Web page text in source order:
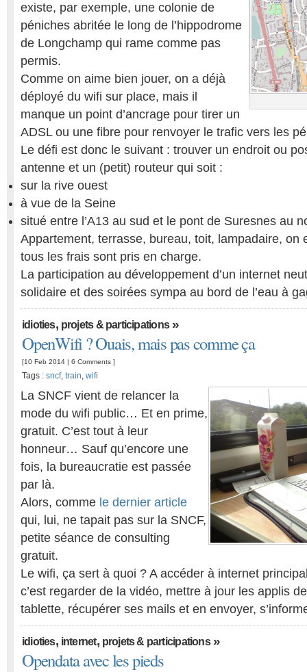
existe, par exemple, une colonie de
péniches abritée le long de l’hippodrome
de Longchamp qui rame comme pas
permis.
Comme on aime bien jouer, on a déjà
déployé du wifi sur place, mais il
manque un point d’ancrage pour tirer un
ADSL ou une fibre pour renvoyer le trafic vers les
Le défi est donc le suivant : trouver un endroit ou
antenne et un (petit) routeur qui soit :
sur la rive ouest
à vue de la Seine
situé entre l’A13 au sud et le pont de Suresnes au
Appartement, terrasse, bureau, toit, lampadaire, on
tous les frais sont pris en charge.
La participation au développement d’un internet
solidaire et des soirées sympa au bord de l’eau à
idioties, projets & participations»
OpenWifi ? Ouais, mais pas comme ça
[10 Feb 2014 | 6 Comments ]
Tags : sncf, train, wifi
La SNCF vient de relancer la
mode du wifi public… Et en prime,
gratuit. C’est tout à leur
honneur… Sauf qu’encore une
fois, la bureaucratie est passée
par là.
Alors, comme le dernier article
qui, lui, ne tapait pas sur la SNCF,
petite séance de consulting
gratuit.
Le wifi, ça sert à quoi ? A accéder à internet
c’est regarder de la vidéo, mettre à jour les applis
tablette, récupérer ses mails et en envoyer,
idioties, internet, projets & participations»
Opendata avec les pieds